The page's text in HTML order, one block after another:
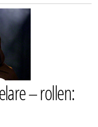
– rollen: